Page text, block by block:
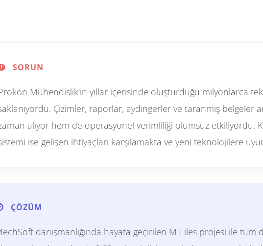
SORUN
Mühendislik'in yıllar içerisinde oluşturduğu milyonlarca
Çizimler, raporlar, aydıngerler ve taranmış belgeler
alıyor hem de operasyonel verimliliği olumsuz etkiliyordu.
ise gelişen ihtiyaçları karşılamakta ve yeni teknolojilere
ÇÖZÜM
danışmanlığında hayata geçirilen M-Files projesi ile